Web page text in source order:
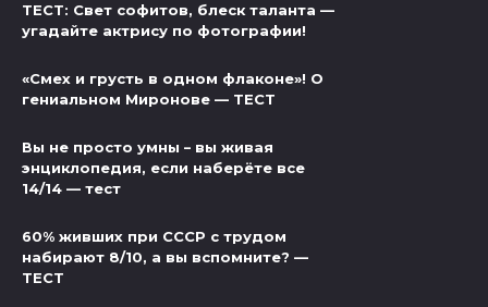
ТЕСТ: Свет софитов, блеск таланта —
угадайте актрису по фотографии!
«Смех и грусть в одном флаконе»! О
гениальном Миронове — ТЕСТ
Вы не просто умны – вы живая
энциклопедия, если наберёте все
14/14 — тест
60% живших при СССР с трудом
набирают 8/10, а вы вспомните? —
ТЕСТ